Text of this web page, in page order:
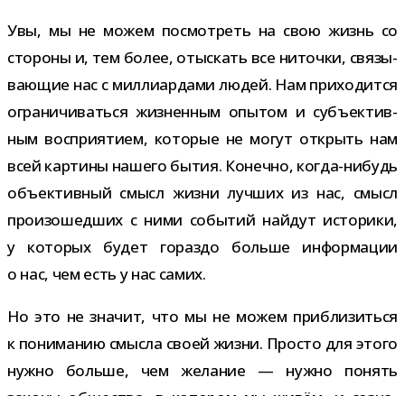
Увы, мы не можем посмот­реть на свою жизнь со
сто­роны и, тем более, отыс­кать все ниточки, свя­зы­
ва­ю­щие нас с мил­ли­ар­дами людей. Нам при­хо­дится
огра­ни­чи­ваться жиз­нен­ным опы­том и субъ­ек­тив­
ным вос­при­я­тием, кото­рые не могут открыть нам
всей кар­тины нашего бытия. Конечно, когда-​нибудь
объ­ек­тив­ный смысл жизни луч­ших из нас, смысл
про­изо­шед­ших с ними собы­тий най­дут исто­рики,
у кото­рых будет гораздо больше инфор­ма­ции
о нас, чем есть у нас самих.
Но это не зна­чит, что мы не можем при­бли­зиться
к пони­ма­нию смысла своей жизни. Просто для этого
нужно больше, чем жела­ние — нужно понять